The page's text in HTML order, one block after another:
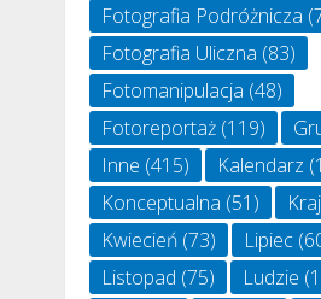
Fotografia Podróżnicza
Fotografia Uliczna (83)
Fotomanipulacja (48)
Fotoreportaż(119)
Inne (415) Kalendarz
Konceptualna (51)
Kwiecień(73) Lipiec
Listopad (75) Ludzie